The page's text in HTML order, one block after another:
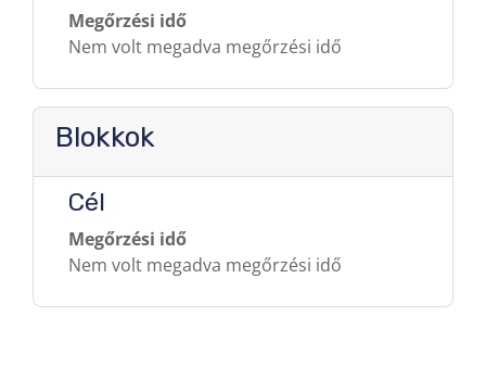
Megőrzési idő
Nem volt megadva megőrzési idő
Blokkok
Cél
Megőrzési idő
Nem volt megadva megőrzési idő